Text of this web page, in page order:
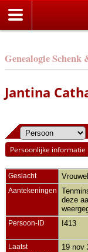
Genealogie
Jantina
Persoonlijke informatie
Geslacht
Aantekeningen
deze
Persoon-ID I413
Laatst
19 nov